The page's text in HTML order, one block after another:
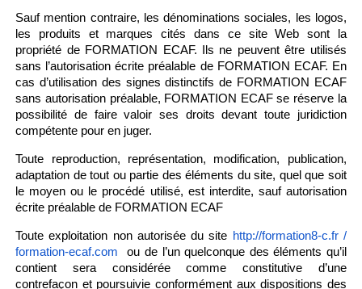
Sauf mention contraire, les dénominations sociales, les logos,
les produits et marques cités dans ce site Web sont la
propriété de FORMATION ECAF. Ils ne peuvent être utilisés
sans l’autorisation écrite préalable de FORMATION ECAF. En
cas d’utilisation des signes distinctifs de FORMATION ECAF
sans autorisation préalable, FORMATION ECAF se réserve la
possibilité de faire valoir ses droits devant toute juridiction
compétente pour en juger.
Toute reproduction, représentation, modification, publication,
adaptation de tout ou partie des éléments du site, quel que soit
le moyen ou le procédé utilisé, est interdite, sauf autorisation
écrite préalable de FORMATION ECAF
Toute exploitation non autorisée du site http://formation8-c.fr /
formation-ecaf.com
ou de l’un quelconque des éléments qu’il
contient sera considérée comme constitutive d’une
contrefaçon et poursuivie conformément aux dispositions des